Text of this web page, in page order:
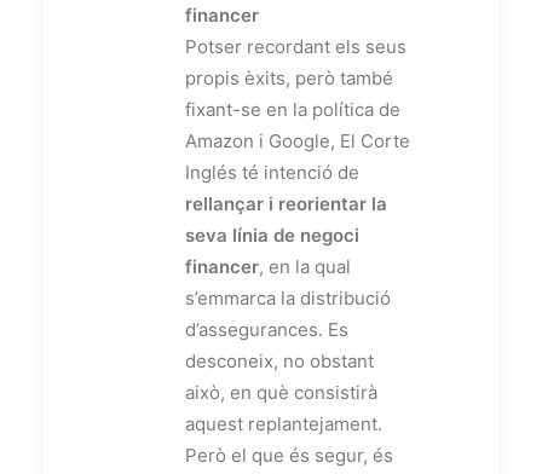
financer
Potser recordant els seus
propis èxits, però també
fixant-se en la política de
Amazon i Google, El Corte
Inglés té intenció de
rellançar i reorientar la
seva línia de negoci
financer, en la qual
s’emmarca la distribució
d’assegurances. Es
desconeix, no obstant
això, en què consistirà
aquest replantejament.
Però el que és segur, és